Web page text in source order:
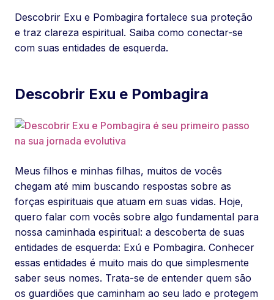
Descobrir Exu e Pombagira fortalece sua proteção
e traz clareza espiritual. Saiba como conectar-se
com suas entidades de esquerda.
Descobrir Exu e Pombagira
Meus filhos e minhas filhas, muitos de vocês
chegam até mim buscando respostas sobre as
forças espirituais que atuam em suas vidas. Hoje,
quero falar com vocês sobre algo fundamental para
nossa caminhada espiritual: a descoberta de suas
entidades de esquerda: Exú e Pombagira. Conhecer
essas entidades é muito mais do que simplesmente
saber seus nomes. Trata-se de entender quem são
os guardiões que caminham ao seu lado e protegem